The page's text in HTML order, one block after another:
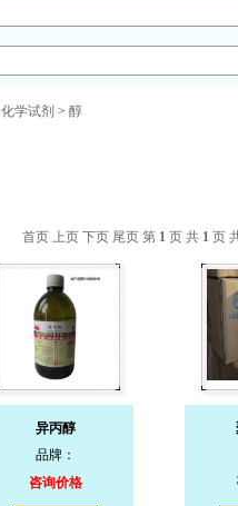
化学试剂 > 醇
首页 上页 下页 尾页 第 1 页 共 1 页
异丙醇
品牌：
咨询价格